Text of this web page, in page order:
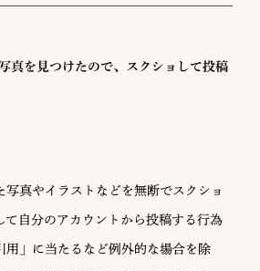
真を見つけたので、スクショして投稿
写真やイラストなどを無断でスクショ
て自分のアカウントから投稿する行為
用」に当たるなど例外的な場合を除